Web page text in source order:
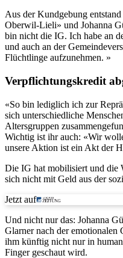
Aus der Kundgebung
Oberwil-Lieli» und Johanna
bin nicht die IG. Ich habe an
und auch an der
Flüchtlinge aufzunehmen. »
Verpflichtungskredit
«So bin lediglich ich zur
sich unterschiedliche
Altersgruppen
Wichtig ist ihr auch: «Wir
unsere Aktion ist ein Akt der
Die IG hat mobilisiert und die
sich nicht mit Geld aus der
Jetzt auf
Und nicht nur das: Johanna
Glarner nach der emotionalen
ihm künftig nicht nur in
Finger geschaut wird.